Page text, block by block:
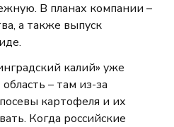
В планах компании –
а также выпуск
калий» уже
– там из-за
картофеля и их
Когда российские